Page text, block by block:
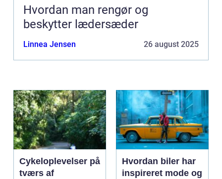
Hvordan man rengør og
beskytter lædersæder
Linnea Jensen 26 august 2025
Cykeloplevelser på
tværs af
Hvordan biler har
inspireret mode og